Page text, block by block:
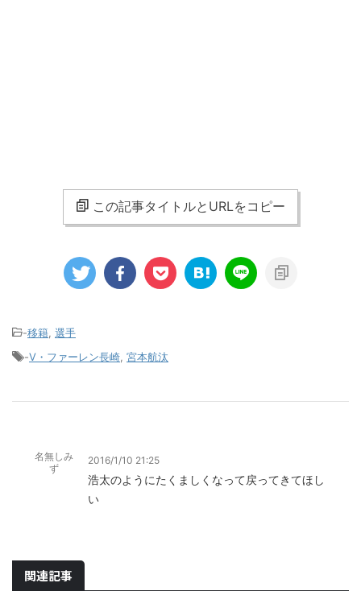
この記事タイトルとURLをコピー
-移籍, 選手
-V・ファーレン長崎, 宮本航汰
名無しみ
ず
2016/1/10 21:25
浩太のようにたくましくなって戻ってきてほし
い
関連記事